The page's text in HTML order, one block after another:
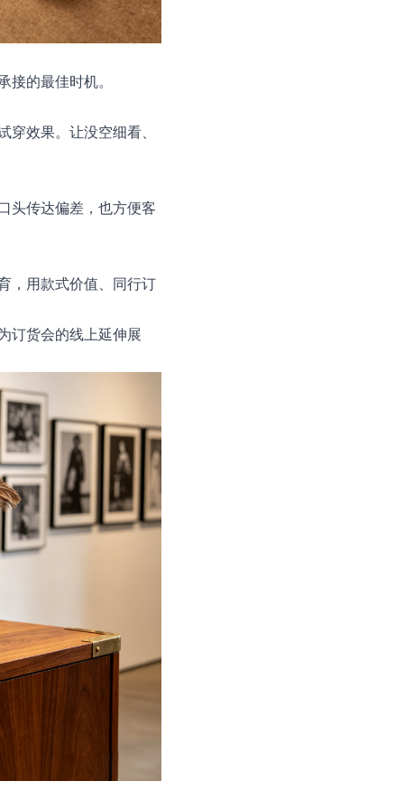
的最佳时机。
效果。让没空细看、
头传达偏差，也方便客
，用款式价值、同行订
订货会的线上延伸展